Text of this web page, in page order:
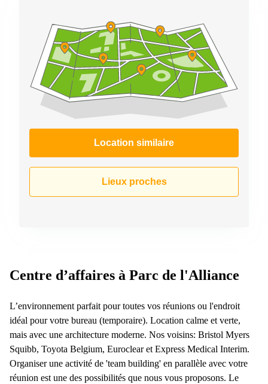
Location similaire
Lieux proches
Centre d’affaires à Parc de l'Alliance
L’environnement parfait pour toutes vos réunions ou l'endroit
idéal pour votre bureau (temporaire). Location calme et verte,
mais avec une architecture moderne. Nos voisins: Bristol Myers
Squibb, Toyota Belgium, Euroclear et Express Medical Interim.
Organiser une activité de 'team building' en parallèle avec votre
réunion est une des possibilités que nous vous proposons. Le